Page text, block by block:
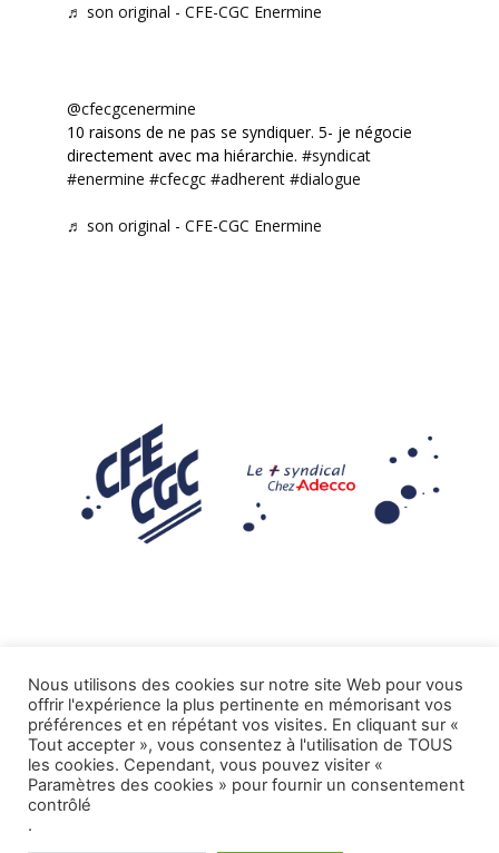
♬ son original - CFE-CGC Enermine
@cfecgcenermine
10 raisons de ne pas se syndiquer. 5- je négocie
directement avec ma hiérarchie. #syndicat
#enermine #cfecgc #adherent #dialogue
♬ son original - CFE-CGC Enermine
Mentions légales
Tous droits réservés CFE-CGC ADECCO.
Nous utilisons des cookies sur notre site Web pour vous
offrir l'expérience la plus pertinente en mémorisant vos
préférences et en répétant vos visites. En cliquant sur «
Tout accepter », vous consentez à l'utilisation de TOUS
les cookies. Cependant, vous pouvez visiter «
Paramètres des cookies » pour fournir un consentement
contrôlé
.